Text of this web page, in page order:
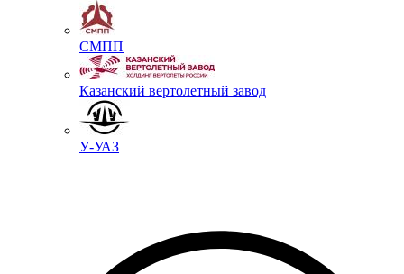
СМПП
Казанский вертолетный завод
У-УАЗ